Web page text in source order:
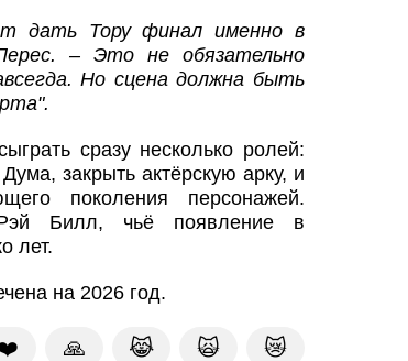
дать Тору финал именно в
– Это не обязательно
Но сцена должна быть
сразу несколько ролей:
закрыть актёрскую арку, и
поколения персонажей.
Билл, чьё появление в
лет.
на 2026 год.
🙏 😹 🙀 😿